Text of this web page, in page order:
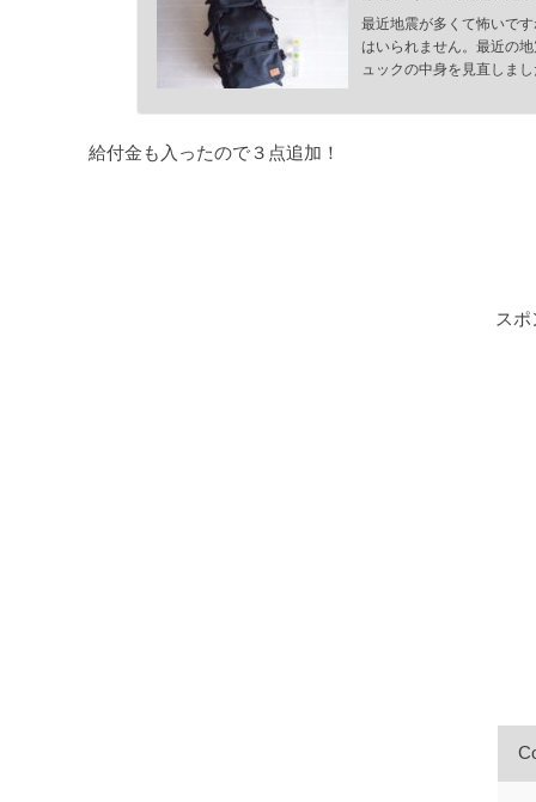
最近地震が多くて怖いで
はいられません。最近の
ュックの中身を見直しま
給付金も入ったので３点追加！
ス